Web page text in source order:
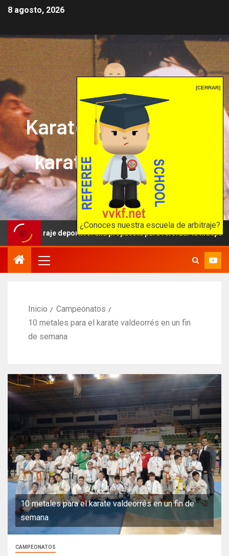
[CERRAR]
¿Conoces nuestra escuela de arbitraje?
8 agosto, 2026
Karate mrprepor: el
karate en internet
El karate en internet
deportivo: una propuesta para reforzar la independencia
Inicio
Campeonatos
10 metales para el karate valdeorrés en un fin
de semana
10 metales para el karate valdeorrés en un fin de
semana
CAMPEONATOS